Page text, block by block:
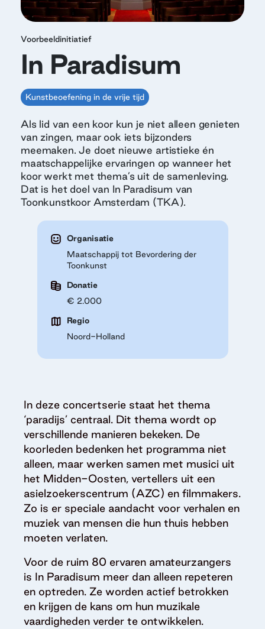
Voorbeeldinitiatief
In Paradisum
Kunstbeoefening in de vrije tijd
Als lid van een koor kun je niet alleen genieten
van zingen, maar ook iets bijzonders
meemaken. Je doet nieuwe artistieke én
maatschappelijke ervaringen op wanneer het
koor werkt met thema’s uit de samenleving.
Dat is het doel van In Paradisum van
Toonkunstkoor Amsterdam (TKA).
Organisatie
Maatschappij tot Bevordering der
Toonkunst
Donatie
€ 2.000
Regio
Noord-Holland
In deze concertserie staat het thema
‘paradijs’ centraal. Dit thema wordt op
verschillende manieren bekeken. De
koorleden bedenken het programma niet
alleen, maar werken samen met musici uit
het Midden-Oosten, vertellers uit een
asielzoekerscentrum (AZC) en filmmakers.
Zo is er speciale aandacht voor verhalen en
muziek van mensen die hun thuis hebben
moeten verlaten.
Voor de ruim 80 ervaren amateurzangers
is In Paradisum meer dan alleen repeteren
en optreden. Ze worden actief betrokken
en krijgen de kans om hun muzikale
vaardigheden verder te ontwikkelen.